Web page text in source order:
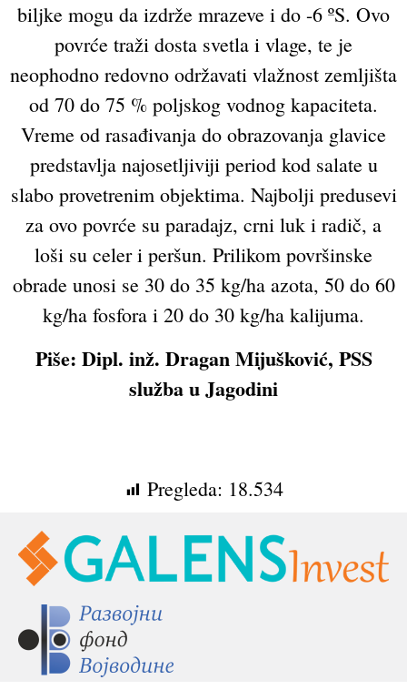
biljke mogu da izdrže mrazeve i do -6 ºS. Ovo
povrće traži dosta svetla i vlage, te je
neophodno redovno održavati vlažnost zemljišta
od 70 do 75 % poljskog vodnog kapaciteta.
Vreme od rasađivanja do obrazovanja glavice
predstavlja najosetljiviji period kod salate u
slabo provetrenim objektima. Najbolji predusevi
za ovo povrće su paradajz, crni luk i radič, a
loši su celer i peršun. Prilikom površinske
obrade unosi se 30 do 35 kg/ha azota, 50 do 60
kg/ha fosfora i 20 do 30 kg/ha kalijuma.
Piše: Dipl. inž. Dragan Mijušković, PSS
služba u Jagodini
Pregleda: 18.534